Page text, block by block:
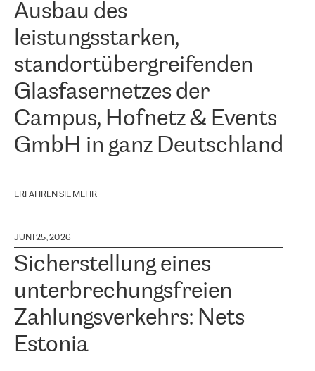
Ausbau des
leistungsstarken,
standortübergreifenden
Glasfasernetzes der
Campus, Hofnetz & Events
GmbH in ganz Deutschland
ERFAHREN SIE MEHR
JUNI 25, 2026
Sicherstellung eines
unterbrechungsfreien
Zahlungsverkehrs: Nets
Estonia